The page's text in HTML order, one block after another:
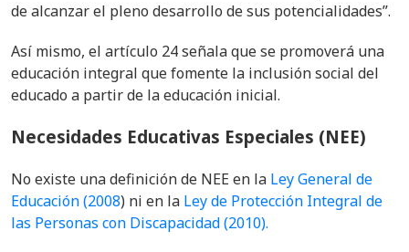
de alcanzar el pleno desarrollo de sus potencialidades”.
Así mismo, el artículo 24 señala que se promoverá una
educación integral que fomente la inclusión social del
educado a partir de la educación inicial.
Necesidades Educativas Especiales (NEE)
No existe una definición de NEE en la Ley General de
Educación (2008) ni en la Ley de Protección Integral de
las Personas con Discapacidad (2010).